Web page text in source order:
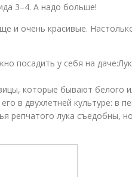
3–4. А надо больше!
и очень красивые.
посадить у себя на даче:Лук
которые бывают белого
в двухлетней культуре: в
репчатого лука съедобны, но